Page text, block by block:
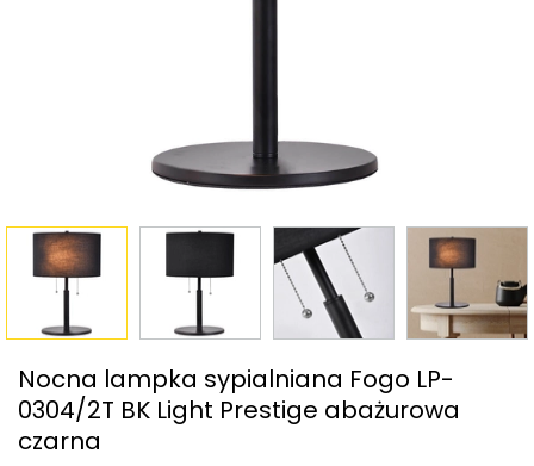
Nocna lampka sypialniana Fogo LP-
0304/2T BK Light Prestige abażurowa
czarna